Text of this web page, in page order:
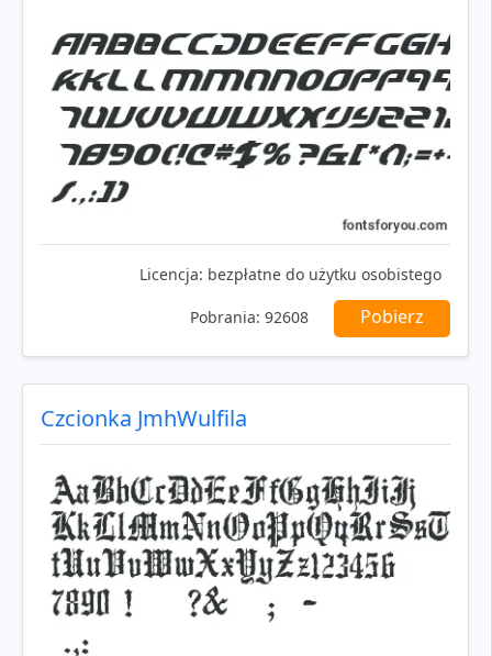
Licencja: bezpłatne do użytku osobistego
Pobrania: 92608 Pobierz
Czcionka JmhWulfila